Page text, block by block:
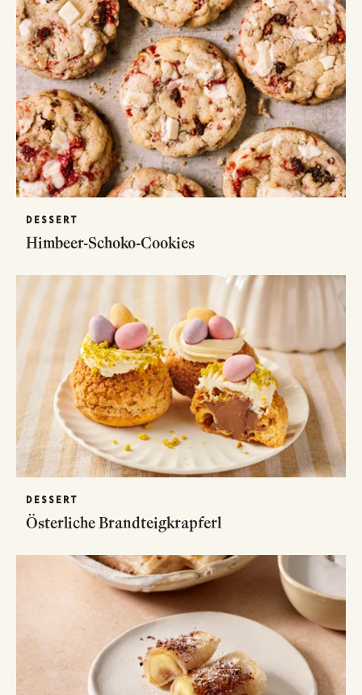
DESSERT
Himbeer-Schoko-Cookies
DESSERT
Österliche Brandteigkrapferl